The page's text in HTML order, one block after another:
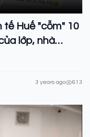
tế Huế "cỗm" 10
lớp, nhà
3 years ago 613